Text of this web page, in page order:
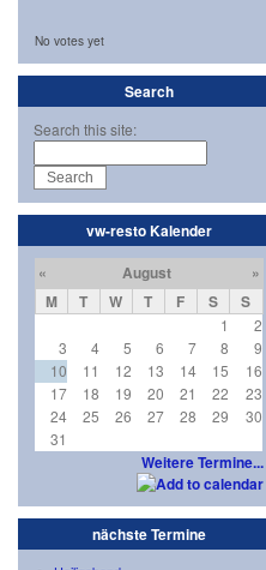
No votes yet
Search
Search this site:
vw-resto Kalender
«
August
»
M
T W T F S S
1
2
3
4 5 6 7 8
9
10
11 12 13 14 15
16
17
18 19 20 21 22
23
24
25 26 27 28 29
30
31
Weitere Termine...
nächste Termine